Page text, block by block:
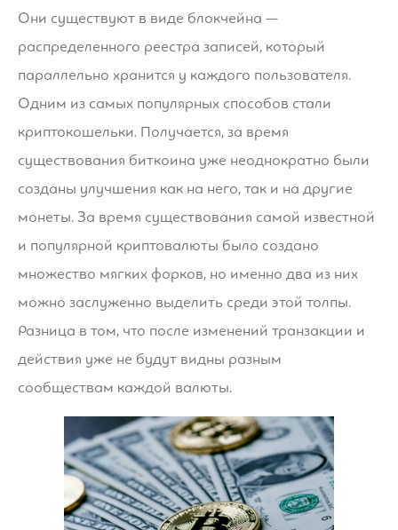
Они существуют в виде блокчейна —
распределенного реестра записей, который
параллельно хранится у каждого пользователя.
Одним из самых популярных способов стали
криптокошельки. Получается, за время
существования биткоина уже неоднократно были
созданы улучшения как на него, так и на другие
монеты. За время существования самой известной
и популярной криптовалюты было создано
множество мягких форков, но именно два из них
можно заслуженно выделить среди этой толпы.
Разница в том, что после изменений транзакции и
действия уже не будут видны разным
сообществам каждой валюты.